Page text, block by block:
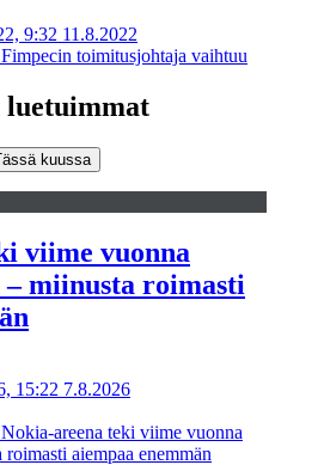
9:32 11.8.2022
toimitusjohtaja vaihtuu
luetuimmat
kuussa
viime vuonna
miinusta roimasti
15:22 7.8.2026
areena teki viime vuonna
aiempaa enemmän